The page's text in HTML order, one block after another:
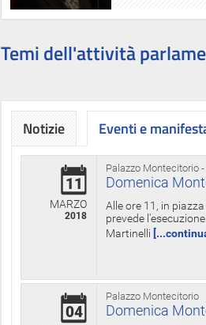
Temi dell'attività
Notizie Eventi e
Palazzo Montecitorio -
11
MARZO
2018
Domenica
Alle ore 11, in
prevede
Martinelli
Palazzo Montecitorio
04 Domenica